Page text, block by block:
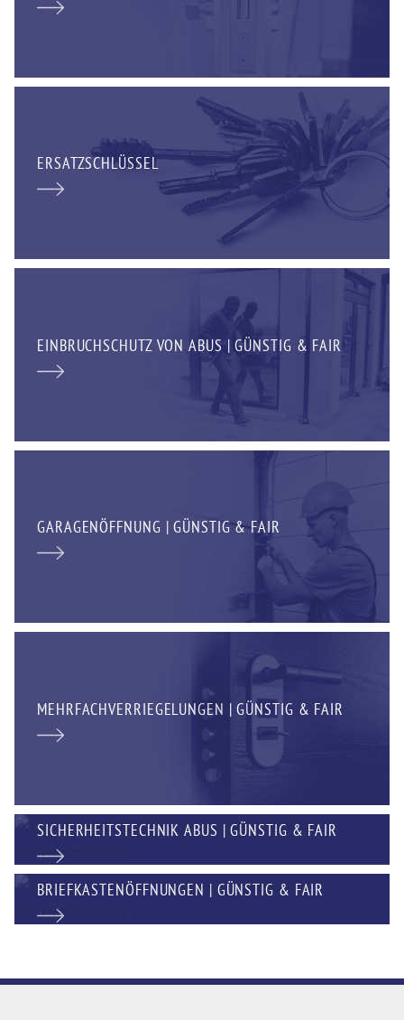
ERSATZSCHLÜSSEL
EINBRUCHSCHUTZ VON ABUS | GÜNSTIG & FAIR
GARAGENÖFFNUNG | GÜNSTIG & FAIR
MEHRFACHVERRIEGELUNGEN | GÜNSTIG & FAIR
SICHERHEITSTECHNIK ABUS | GÜNSTIG & FAIR
BRIEFKASTENÖFFNUNGEN | GÜNSTIG & FAIR